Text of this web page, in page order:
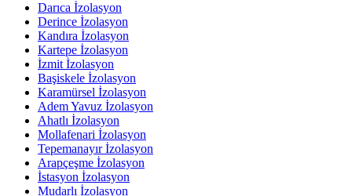
Darıca İzolasyon
Derince İzolasyon
Kandıra İzolasyon
Kartepe İzolasyon
İzmit İzolasyon
Başiskele İzolasyon
Karamürsel İzolasyon
Adem Yavuz İzolasyon
Ahatlı İzolasyon
Mollafenari İzolasyon
Tepemanayır İzolasyon
Arapçeşme İzolasyon
İstasyon İzolasyon
Mudarlı İzolasyon